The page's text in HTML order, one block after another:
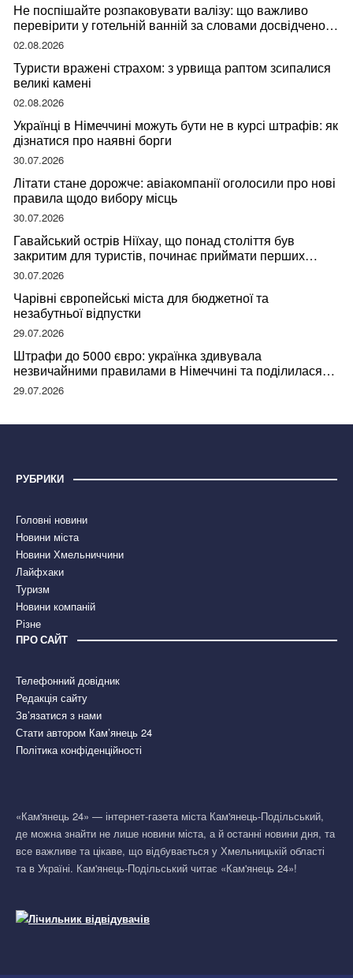
Не поспішайте розпаковувати валізу: що важливо
перевірити у готельній ванній за словами досвідченої
мандрівниці
02.08.2026
Туристи вражені страхом: з урвища раптом зсипалися
великі камені
02.08.2026
Українці в Німеччині можуть бути не в курсі штрафів: як
дізнатися про наявні борги
30.07.2026
Літати стане дорожче: авіакомпанії оголосили про нові
правила щодо вибору місць
30.07.2026
Гавайський острів Ніїхау, що понад століття був
закритим для туристів, починає приймати перших
відвідувачів
30.07.2026
Чарівні європейські міста для бюджетної та
незабутньої відпустки
29.07.2026
Штрафи до 5000 євро: українка здивувала
незвичайними правилами в Німеччині та поділилася
правдою
29.07.2026
РУБРИКИ
Головні новини
Новини міста
Новини Хмельниччини
Лайфхаки
Туризм
Новини компаній
Різне
ПРО САЙТ
Телефонний довідник
Редакція сайту
Зв’язатися з нами
Стати автором Кам’янець 24
Політика конфіденційності
«Кам'янець 24» — інтернет-газета міста Кам'янець-Подільський,
де можна знайти не лише новини міста, а й останні новини дня, та
все важливе та цікаве, що відбувається у Хмельницькій області
та в Україні. Кам'янець-Подільський читає «Кам'янець 24»!